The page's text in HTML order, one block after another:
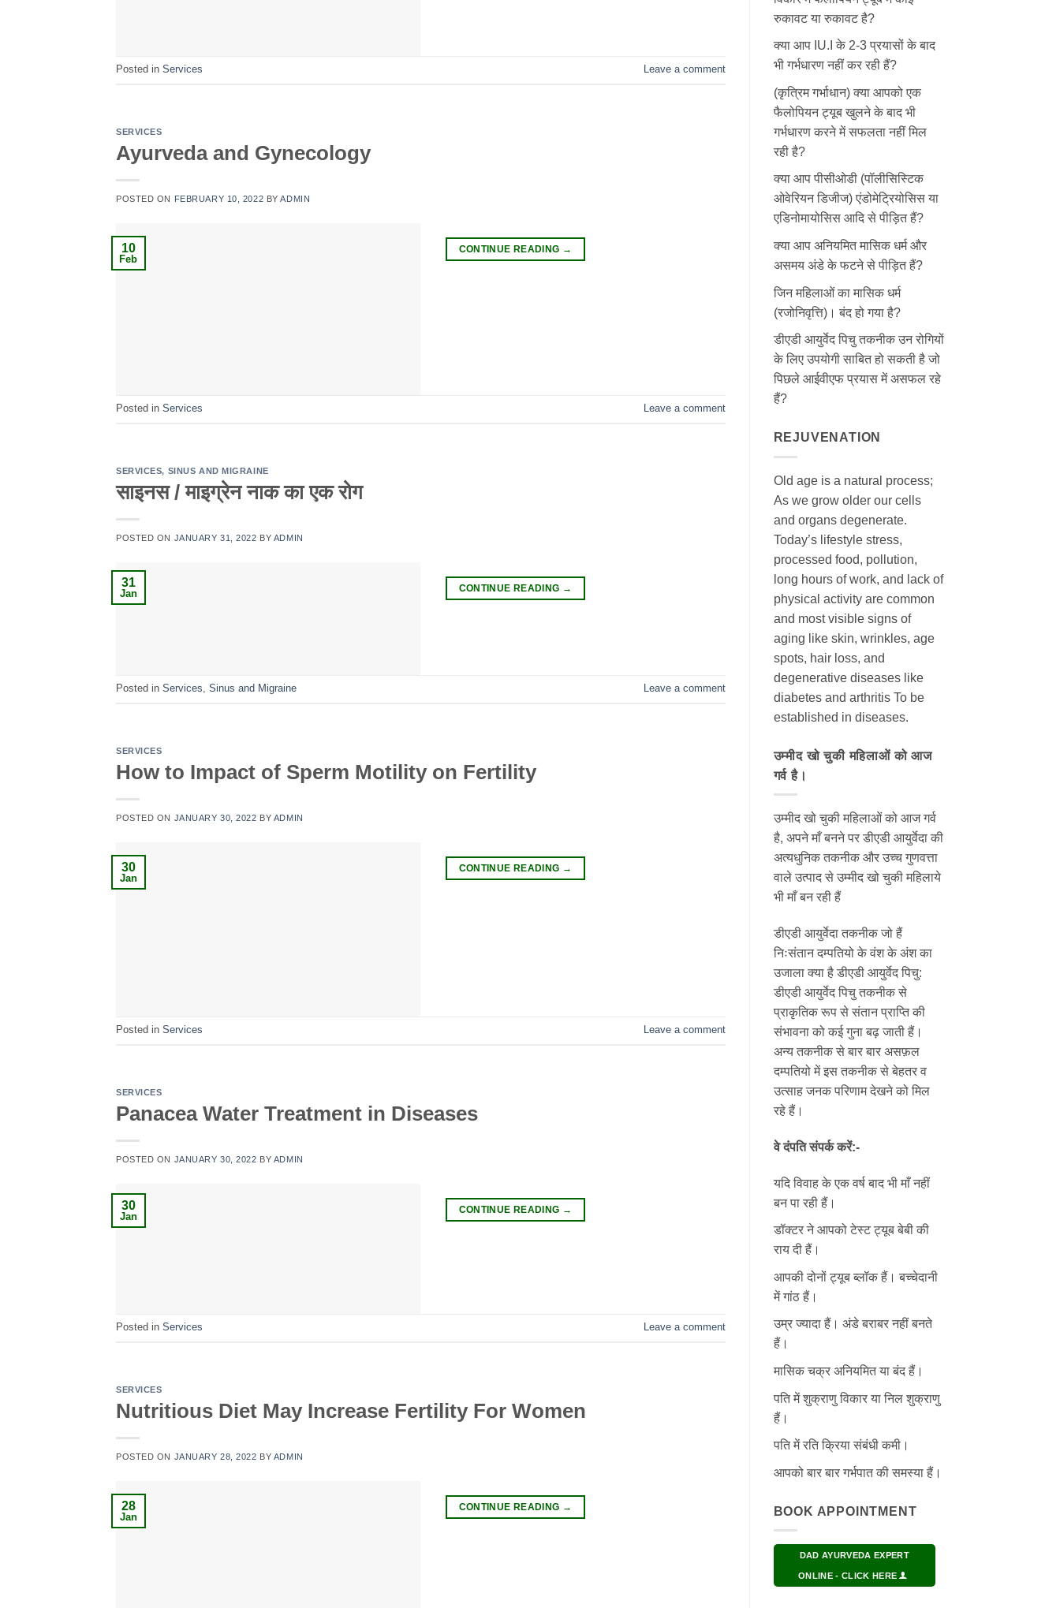
Posted in Services Leave a comment
SERVICES
Ayurveda and Gynecology
POSTED ON FEBRUARY 10, 2022 BYADMIN
10
Feb
CONTINUE READING →
Posted in Services Leave a comment
SERVICES, SINUS AND MIGRAINE
साइनस / माइग्रेन नाक का एक रोग
POSTED ON JANUARY 31, 2022 BY ADMIN
31
Jan CONTINUE READING →
Posted in Services, Sinus and Migraine Leave a comment
SERVICES
How to Impact of Sperm Motility on Fertility
POSTED ON JANUARY 30, 2022 BY ADMIN
30
Jan
CONTINUE READING →
Posted in Services Leave a comment
SERVICES
Panacea Water Treatment in Diseases
POSTED ON JANUARY 30, 2022 BY ADMIN
30
Jan
CONTINUE READING →
Posted in Services Leave a comment
SERVICES
Nutritious Diet May Increase Fertility For Women
POSTED ON JANUARY 28, 2022 BY ADMIN
28
Jan
CONTINUE READING →
रुकावट या रुकावट है?
क्या आप IU.I के 2-3 प्रयासों के बाद
भी गर्भधारण नहीं कर रही हैं?
(कृत्रिम गर्भाधान) क्या आपको एक
फैलोपियन ट्यूब खुलने के बाद भी
गर्भधारण करने में सफलता नहीं मिल
रही है?
क्या आप पीसीओडी (पॉलीसिस्टिक
ओवेरियन डिजीज) एंडोमेट्रियोसिस या
एडिनोमायोसिस आदि से पीड़ित हैं?
क्या आप अनियमित मासिक धर्म और
असमय अंडे के फटने से पीड़ित हैं?
जिन महिलाओं का मासिक धर्म
(रजोनिवृत्ति)। बंद हो गया है?
डीएडी आयुर्वेद पिचु तकनीक उन रोगियों
के लिए उपयोगी साबित हो सकती है जो
पिछले आईवीएफ प्रयास में असफल रहे
हैं?
REJUVENATION
Old age is a natural process;
As we grow older our cells
and organs degenerate.
Today’s lifestyle stress,
processed food, pollution,
long hours of work, and lack of
physical activity are common
and most visible signs of
aging like skin, wrinkles, age
spots, hair loss, and
degenerative diseases like
diabetes and arthritis To be
established in diseases.
उम्मीद खो चुकी महिलाओं को आज
गर्व है।
उम्मीद खो चुकी महिलाओं को आज गर्व
है, अपने माँ बनने पर डीएडी आयुर्वेदा की
अत्यधुनिक तकनीक और उच्च गुणवत्ता
वाले उत्पाद से उम्मीद खो चुकी महिलाये
भी माँ बन रही हैं
डीएडी आयुर्वेदा तकनीक जो हैं
निःसंतान दम्पतियो के वंश के अंश का
उजाला क्या है डीएडी आयुर्वेद पिचु:
डीएडी आयुर्वेद पिचु तकनीक से
प्राकृतिक रूप से संतान प्राप्ति की
संभावना को कई गुना बढ़ जाती हैं।
अन्य तकनीक से बार बार असफ़ल
दम्पतियो में इस तकनीक से बेहतर व
उत्साह जनक परिणाम देखने को मिल
रहे हैं।
वे दंपति संपर्क करें:-
यदि विवाह के एक वर्ष बाद भी माँ नहीं
बन पा रही हैं।
डॉक्टर ने आपको टेस्ट ट्यूब बेबी की
राय दी हैं।
आपकी दोनों ट्यूब ब्लॉक हैं। बच्चेदानी
में गांठ हैं।
उम्र ज्यादा हैं। अंडे बराबर नहीं बनते
हैं।
मासिक चक्र अनियमित या बंद हैं।
पति में शुक्राणु विकार या निल शुक्राणु
हैं।
पति में रति क्रिया संबंधी कमी।
आपको बार बार गर्भपात की समस्या हैं।
BOOK APPOINTMENT
DAD AYURVEDA EXPERT
ONLINE - CLICK HERE